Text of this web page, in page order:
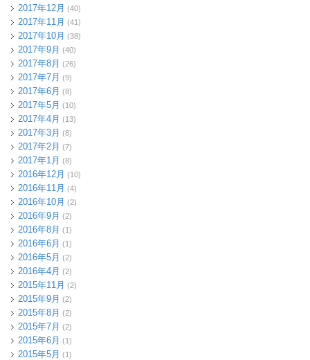
2017年12月 (40)
2017年11月 (41)
2017年10月 (38)
2017年9月 (40)
2017年8月 (26)
2017年7月 (9)
2017年6月 (8)
2017年5月 (10)
2017年4月 (13)
2017年3月 (8)
2017年2月 (7)
2017年1月 (8)
2016年12月 (10)
2016年11月 (4)
2016年10月 (2)
2016年9月 (2)
2016年8月 (1)
2016年6月 (1)
2016年5月 (2)
2016年4月 (2)
2015年11月 (2)
2015年9月 (2)
2015年8月 (2)
2015年7月 (2)
2015年6月 (1)
2015年5月 (1)